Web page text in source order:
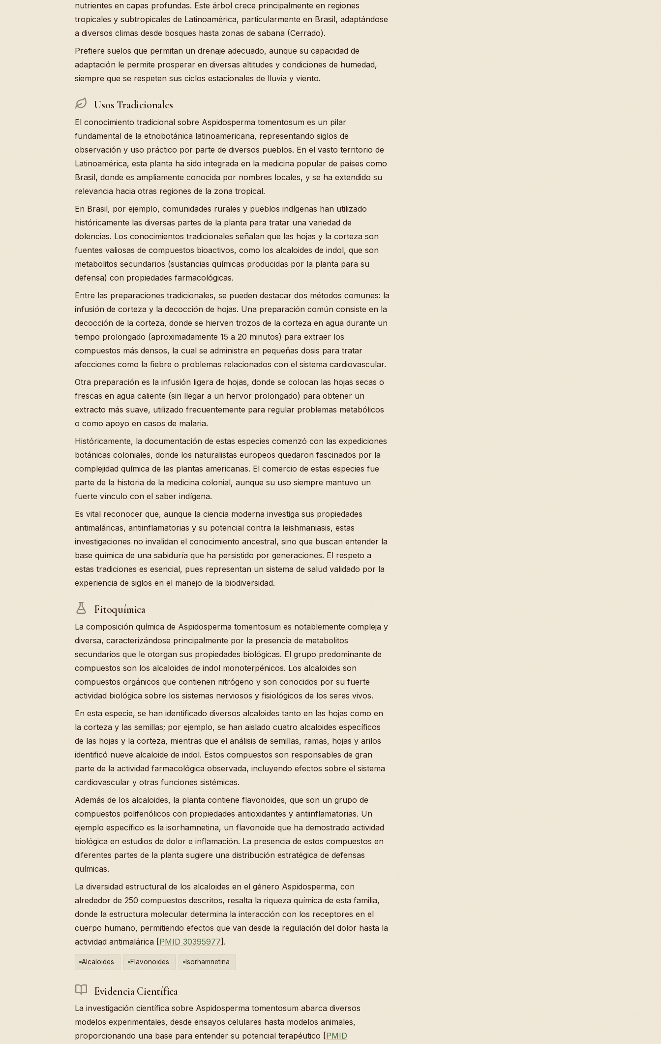
nutrientes en capas profundas. Este árbol crece principalmente en regiones
tropicales y subtropicales de Latinoamérica, particularmente en Brasil, adaptándose
a diversos climas desde bosques hasta zonas de sabana (Cerrado).
Prefiere suelos que permitan un drenaje adecuado, aunque su capacidad de
adaptación le permite prosperar en diversas altitudes y condiciones de humedad,
siempre que se respeten sus ciclos estacionales de lluvia y viento.
Usos Tradicionales
El conocimiento tradicional sobre Aspidosperma tomentosum es un pilar
fundamental de la etnobotánica latinoamericana, representando siglos de
observación y uso práctico por parte de diversos pueblos. En el vasto territorio de
Latinoamérica, esta planta ha sido integrada en la medicina popular de países como
Brasil, donde es ampliamente conocida por nombres locales, y se ha extendido su
relevancia hacia otras regiones de la zona tropical.
En Brasil, por ejemplo, comunidades rurales y pueblos indígenas han utilizado
históricamente las diversas partes de la planta para tratar una variedad de
dolencias. Los conocimientos tradicionales señalan que las hojas y la corteza son
fuentes valiosas de compuestos bioactivos, como los alcaloides de indol, que son
metabolitos secundarios (sustancias químicas producidas por la planta para su
defensa) con propiedades farmacológicas.
Entre las preparaciones tradicionales, se pueden destacar dos métodos comunes: la
infusión de corteza y la decocción de hojas. Una preparación común consiste en la
decocción de la corteza, donde se hierven trozos de la corteza en agua durante un
tiempo prolongado (aproximadamente 15 a 20 minutos) para extraer los
compuestos más densos, la cual se administra en pequeñas dosis para tratar
afecciones como la fiebre o problemas relacionados con el sistema cardiovascular.
Otra preparación es la infusión ligera de hojas, donde se colocan las hojas secas o
frescas en agua caliente (sin llegar a un hervor prolongado) para obtener un
extracto más suave, utilizado frecuentemente para regular problemas metabólicos
o como apoyo en casos de malaria.
Históricamente, la documentación de estas especies comenzó con las expediciones
botánicas coloniales, donde los naturalistas europeos quedaron fascinados por la
complejidad química de las plantas americanas. El comercio de estas especies fue
parte de la historia de la medicina colonial, aunque su uso siempre mantuvo un
fuerte vínculo con el saber indígena.
Es vital reconocer que, aunque la ciencia moderna investiga sus propiedades
antimaláricas, antiinflamatorias y su potencial contra la leishmaniasis, estas
investigaciones no invalidan el conocimiento ancestral, sino que buscan entender la
base química de una sabiduría que ha persistido por generaciones. El respeto a
estas tradiciones es esencial, pues representan un sistema de salud validado por la
experiencia de siglos en el manejo de la biodiversidad.
Fitoquímica
La composición química de Aspidosperma tomentosum es notablemente compleja y
diversa, caracterizándose principalmente por la presencia de metabolitos
secundarios que le otorgan sus propiedades biológicas. El grupo predominante de
compuestos son los alcaloides de indol monoterpénicos. Los alcaloides son
compuestos orgánicos que contienen nitrógeno y son conocidos por su fuerte
actividad biológica sobre los sistemas nerviosos y fisiológicos de los seres vivos.
En esta especie, se han identificado diversos alcaloides tanto en las hojas como en
la corteza y las semillas; por ejemplo, se han aislado cuatro alcaloides específicos
de las hojas y la corteza, mientras que el análisis de semillas, ramas, hojas y arilos
identificó nueve alcaloide de indol. Estos compuestos son responsables de gran
parte de la actividad farmacológica observada, incluyendo efectos sobre el sistema
cardiovascular y otras funciones sistémicas.
Además de los alcaloides, la planta contiene flavonoides, que son un grupo de
compuestos polifenólicos con propiedades antioxidantes y antiinflamatorias. Un
ejemplo específico es la isorhamnetina, un flavonoide que ha demostrado actividad
biológica en estudios de dolor e inflamación. La presencia de estos compuestos en
diferentes partes de la planta sugiere una distribución estratégica de defensas
químicas.
La diversidad estructural de los alcaloides en el género Aspidosperma, con
alrededor de 250 compuestos descritos, resalta la riqueza química de esta familia,
donde la estructura molecular determina la interacción con los receptores en el
cuerpo humano, permitiendo efectos que van desde la regulación del dolor hasta la
actividad antimalárica [PMID 30395977].
Alcaloides Flavonoides Isorhamnetina
Evidencia Científica
La investigación científica sobre Aspidosperma tomentosum abarca diversos
modelos experimentales, desde ensayos celulares hasta modelos animales,
proporcionando una base para entender su potencial terapéutico [PMID